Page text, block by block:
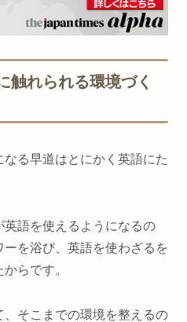
触れられる環境づく
る早道はとにかく英語にた
語を使えるようになるの
を浴び、英語を使わざるを
らです。
、そこまでの環境を整えるの